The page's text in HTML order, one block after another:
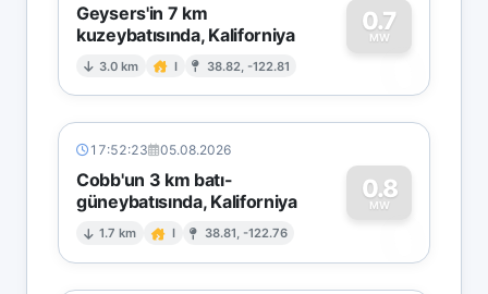
Geysers'in 7 km
kuzeybatısında, Kaliforniya
3.0 km I 38.82, -122.81
0.7
MW
0
17:52:23 05.08.2026
Cobb'un 3 km batı-
güneybatısında, Kaliforniya
1.7 km I 38.81, -122.76
0.8
MW
0